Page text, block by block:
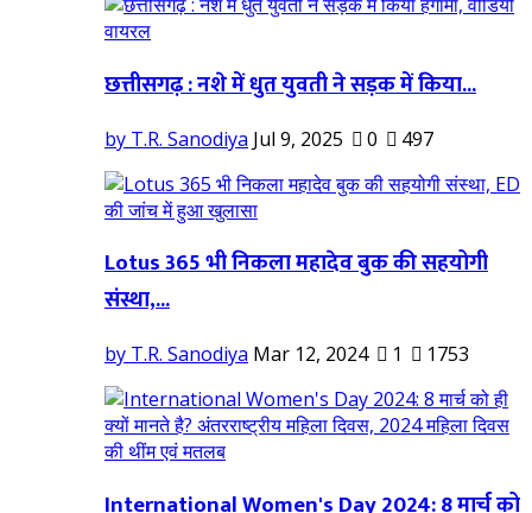
छत्तीसगढ़ : नशे में धुत युवती ने सड़क में किया...
by T.R. Sanodiya Jul 9, 2025 0 497
Lotus 365 भी निकला महादेव बुक की सहयोगी
संस्था,...
by T.R. Sanodiya Mar 12, 2024 1 1753
International Women's Day 2024: 8 मार्च को